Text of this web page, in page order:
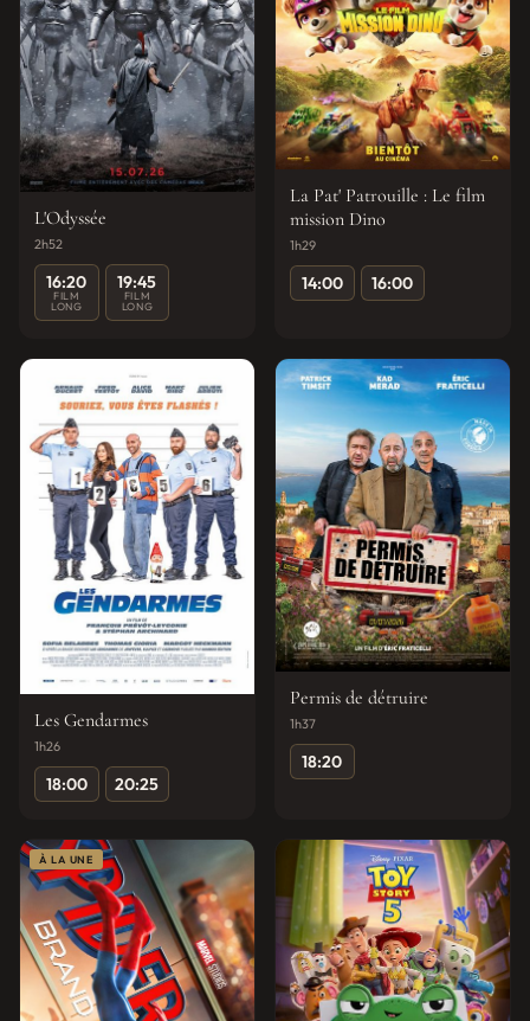
L'Odyssée
2h52
16:20
FILM
LONG
19:45
FILM
LONG
La Pat' Patrouille : Le film
mission Dino
1h29
14:00 16:00
Les Gendarmes
1h26
18:00 20:25
Permis de détruire
1h37
18:20
À LA UNE